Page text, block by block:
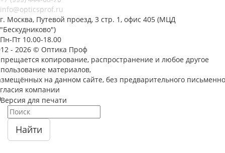
info@opticsprof.ru
г. Москва, Путевой проезд, 3 стр. 1, офис 405 (МЦД
"Бескудниково")
Пн-Пт 10.00-18.00
- 2026 © Оптика Проф
копирование, распространение и любое другое
материалов,
на данном сайте, без предварительного
компании
Версия для печати
Найти